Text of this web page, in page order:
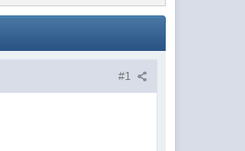
#1